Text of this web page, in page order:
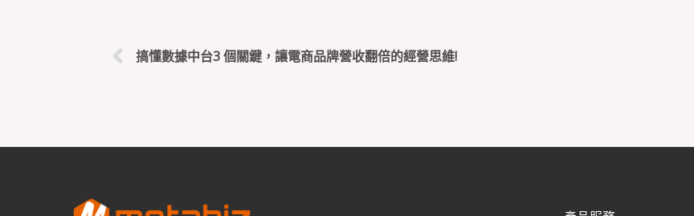
搞懂數據中台3 個關鍵，讓電商品牌營收翻倍的經營思維!